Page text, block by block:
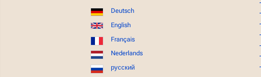
Deutsch
English
Français
Nederlands
русский